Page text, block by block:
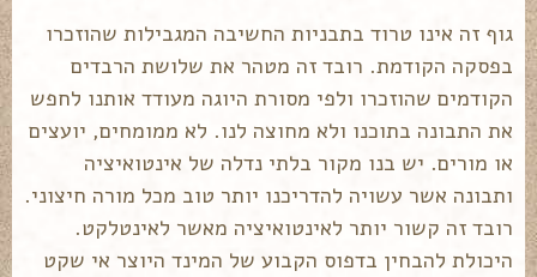
גוף זה אינו טרוד בתבניות החשיבה המגבילות שהוזכרו
בפסקה הקודמת. רובד זה מטהר את שלושת הרבדים
הקודמים שהוזכרו ולפי מסורת היוגה מעודד אותנו לחפש
את התבונה בתוכנו ולא מחוצה לנו. לא ממומחים, יועצים
או מורים. יש בנו מקור בלתי נדלה של אינטואיציה
ותבונה אשר עשויה להדריכנו יותר טוב מכל מורה חיצוני.
רובד זה קשור יותר לאינטואיציה מאשר לאינטלקט.
היכולת להבחין בדפוס הקבוע של המינד היוצר אי שקט